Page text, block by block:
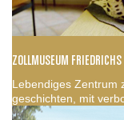
ZOLLMUSEUM FRIEDRICHS
Lebendiges Zentrum
geschichten, mit